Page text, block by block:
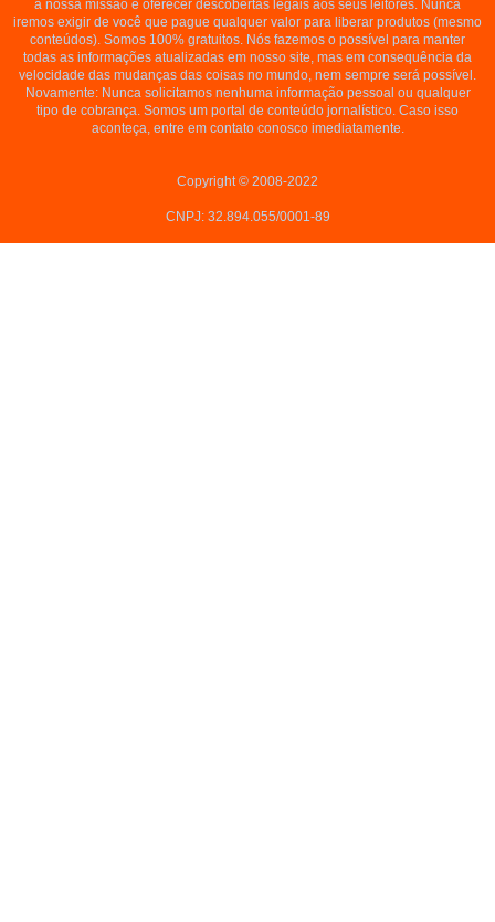
a nossa missão é oferecer descobertas legais aos seus leitores. Nunca
iremos exigir de você que pague qualquer valor para liberar produtos (mesmo
conteúdos). Somos 100% gratuitos. Nós fazemos o possível para manter
todas as informações atualizadas em nosso site, mas em consequência da
velocidade das mudanças das coisas no mundo, nem sempre será possível.
Novamente: Nunca solicitamos nenhuma informação pessoal ou qualquer
tipo de cobrança. Somos um portal de conteúdo jornalístico. Caso isso
aconteça, entre em contato conosco imediatamente.
Copyright © 2008-2022
CNPJ: 32.894.055/0001-89